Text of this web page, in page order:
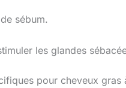
sébum.
les glandes
pour cheveux